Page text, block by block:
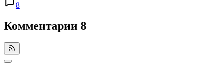
8
Комментарии 8